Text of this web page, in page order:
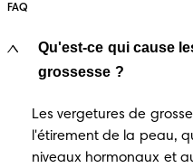
FAQ
Qu'est-ce qui cause
grossesse ?
Les vergetures de
l'étirement de la peau,
niveaux hormonaux et